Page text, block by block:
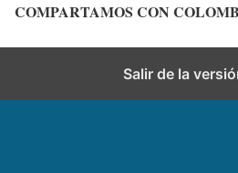
COMPARTAMOS CON
Salir de la